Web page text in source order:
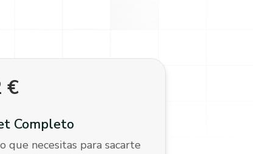
€
Completo
que necesitas para sacarte